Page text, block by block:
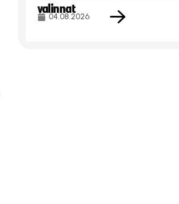
valinnat
04.08.2026